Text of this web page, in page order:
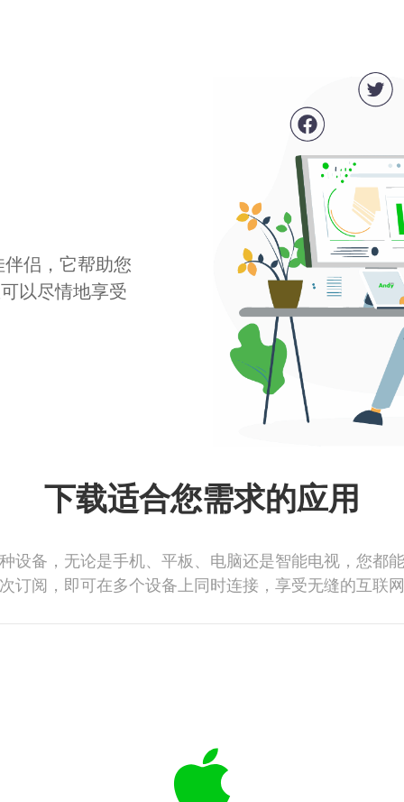
侣，它帮助您
以尽情地享受
下载适合您需求的应用
设备，无论是手机、平板、电脑还是智能电视，您都
订阅，即可在多个设备上同时连接，享受无缝的互联